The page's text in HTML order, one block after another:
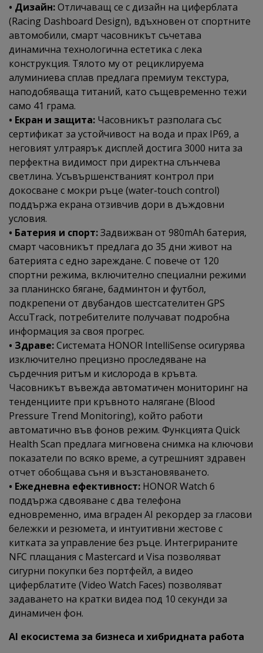
• Дизайн:Отличаващ се с дизайн на циферблата
(Racing Dashboard Design), вдъхновен от спортните
автомобили, смарт часовникът съчетава
динамична технологична естетика с лека
конструкция. Тялото му от рециклируема
алуминиева сплав предлага премиум текстура,
наподобяваща титаний, като същевременно тежи
само 41 грама.
• Екран и защита: Часовникът разполага със
сертификат за устойчивост на вода и прах IP69, а
неговият ултраярък дисплей достига 3000 нита за
перфектна видимост при директна слънчева
светлина. Усъвършенстваният контрол при
докосване с мокри ръце (water-touch control)
поддържа екрана отзивчив дори в дъждовни
условия.
• Батерия и спорт:Задвижван от 980mAh батерия,
смарт часовникът предлага до 35 дни живот на
батерията с едно зареждане. С повече от 120
спортни режима, включително специални режими
за планинско бягане, бадминтон и футбол,
подкрепени от двубандов шестсателитен GPS
AccuTrack, потребителите получават подробна
информация за своя прогрес.
• Здраве:Системата HONOR IntelliSense осигурява
изключително прецизно проследяване на
сърдечния ритъм и кислорода в кръвта.
Часовникът въвежда автоматичен мониторинг на
тенденциите при кръвното налягане (Blood
Pressure Trend Monitoring), който работи
автоматично във фонов режим. Функцията Quick
Health Scan предлага мигновена снимка на ключови
показатели по всяко време, а сутрешният здравен
отчет обобщава съня и възстановяването.
• Ежедневна ефективност: HONOR Watch 6
поддържа сдвояване с два телефона
едновременно, има вграден AI рекордер за гласови
бележки и резюмета, и интуитивни жестове с
китката за управление без ръце. Интегрираните
NFC плащания с Mastercard и Visa позволяват
сигурни покупки без портфейл, а видео
циферблатите (Video Watch Faces) позволяват
задаването на кратки видеа под 10 секунди за
динамичен фон.
AI екосистема за бизнеса и хибридната работа